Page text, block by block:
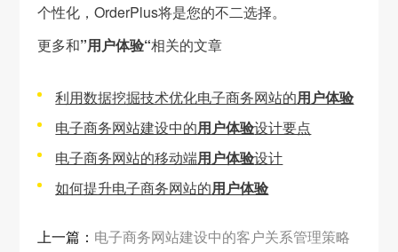
个性化，OrderPlus将是您的不二选择。
更多和”用户体验“相关的文章
利用数据挖掘技术优化电子商务网站的用户体验
电子商务网站建设中的用户体验设计要点
电子商务网站的移动端用户体验设计
如何提升电子商务网站的用户体验
上一篇： 电子商务网站建设中的客户关系管理策略